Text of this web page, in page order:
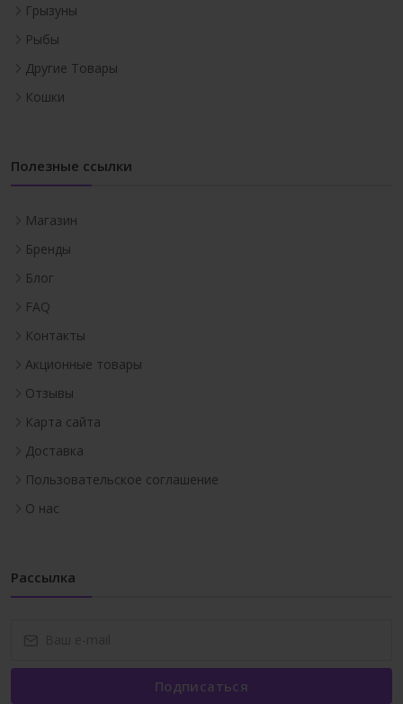
Грызуны
Рыбы
Другие Товары
Кошки
Полезные ссылки
Магазин
Бренды
Блог
FAQ
Контакты
Акционные товары
Отзывы
Карта сайта
Доставка
Пользовательское соглашение
О нас
Рассылка
Подписаться